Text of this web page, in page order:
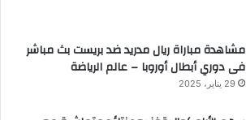
مشاهدة مباراة ريال مدريد ضد بريست بث مباشر
فى دوري أبطال أوروبا – عالم الرياضة
29 يناير، 2025